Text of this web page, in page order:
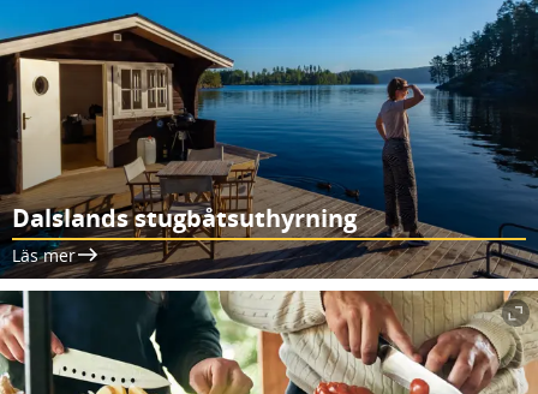
Dalslands stugbåtsuthyrning
Läs mer